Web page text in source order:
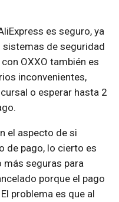
es seguro, ya
de seguridad
OXXO también es
inconvenientes,
o esperar hasta 2
el aspecto de si
de pago, lo cierto es
más seguras para
porque el pago
problema es que al